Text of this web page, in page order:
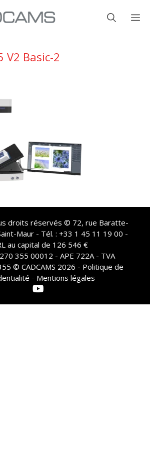
V2 Basic-2
droits réservés © 72, rue Baratte-
Maur - Tél. : +33 1 45 11 19 00 -
au capital de 126 546 €
355 00012 - APE 722A - TVA
© CADCAMS 2026 - Politique de
- Mentions légales